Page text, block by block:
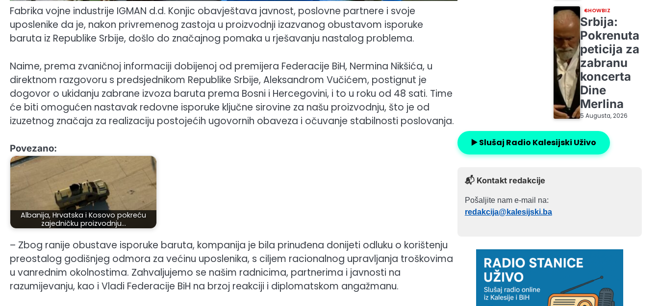
Fabrika vojne industrije IGMAN d.d. Konjic obavještava javnost, poslovne partnere i svoje
uposlenike da je, nakon privremenog zastoja u proizvodnji izazvanog obustavom isporuke
baruta iz Republike Srbije, došlo do značajnog pomaka u rješavanju nastalog problema.
Naime, prema zvaničnoj informaciji dobijenoj od premijera Federacije BiH, Nermina Nikšića, u
direktnom razgovoru s predsjednikom Republike Srbije, Aleksandrom Vučićem, postignut je
dogovor o ukidanju zabrane izvoza baruta prema Bosni i Hercegovini, i to u roku od 48 sati. Time
će biti omogućen nastavak redovne isporuke ključne sirovine za našu proizvodnju, što je od
izuzetnog značaja za realizaciju postojećih ugovornih obaveza i očuvanje stabilnosti poslovanja.
Povezano:
Albanija, Hrvatska i Kosovo pokreću
zajedničku proizvodnju…
– Zbog ranije obustave isporuke baruta, kompanija je bila prinuđena donijeti odluku o korištenju
preostalog godišnjeg odmora za većinu uposlenika, s ciljem racionalnog upravljanja troškovima
u vanrednim okolnostima. Zahvaljujemo se našim radnicima, partnerima i javnosti na
razumijevanju, kao i Vladi Federacije BiH na brzoj reakciji i diplomatskom angažmanu.
SHOWBIZ
Srbija:
Pokrenuta
peticija za
zabranu
koncerta
Dine
Merlina
5 Augusta, 2026
▶️ Slušaj Radio Kalesijski Uživo
📬 Kontakt redakcije
Pošaljite nam e-mail na:
redakcija@kalesijski.ba